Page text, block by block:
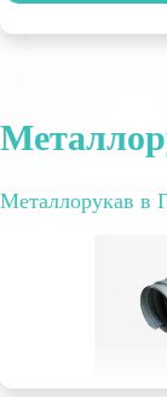
Металлорукав